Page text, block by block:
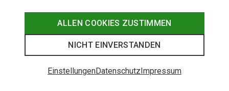
ALLEN COOKIES ZUSTIMMEN
NICHT EINVERSTANDEN
EinstellungenDatenschutzImpressum